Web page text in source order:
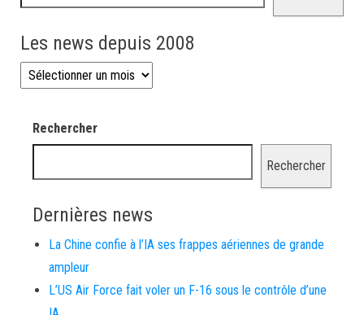
Les news depuis 2008
Les news depuis 2008
Rechercher
Rechercher
Dernières news
La Chine confie à l’IA ses frappes aériennes de grande
ampleur
L’US Air Force fait voler un F-16 sous le contrôle d’une